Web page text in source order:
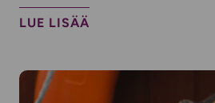
LUE LISÄÄ